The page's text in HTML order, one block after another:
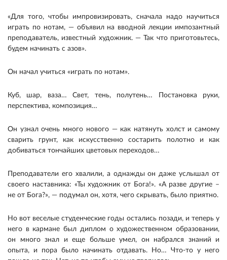
«Для того, чтобы импровизировать, сначала надо научиться
играть по нотам, — объявил на вводной лекции импозантный
преподаватель, известный художник. — Так что приготовьтесь,
будем начинать с азов».
Он начал учиться «играть по нотам».
Куб, шар, ваза… Свет, тень, полутень… Постановка руки,
перспектива, композиция…
Он узнал очень много нового — как натянуть холст и самому
сварить грунт, как искусственно состарить полотно и как
добиваться тончайших цветовых переходов…
Преподаватели его хвалили, а однажды он даже услышал от
своего наставника: «Ты художник от Бога!». «А разве другие –
не от Бога?», — подумал он, хотя, чего скрывать, было приятно.
Но вот веселые студенческие годы остались позади, и теперь у
него в кармане был диплом о художественном образовании,
он много знал и еще больше умел, он набрался знаний и
опыта, и пора было начинать отдавать. Но… Что-то у него